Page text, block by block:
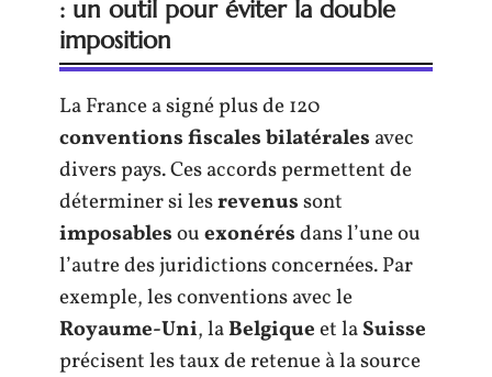
: un outil pour éviter la double
imposition
La France a signé plus de 120
conventions fiscales bilatérales avec
divers pays. Ces accords permettent de
déterminer si lesrevenussont
imposablesouexonérésdans l’une ou
l’autre des juridictions concernées. Par
exemple, les conventions avec le
Royaume-Uni, laBelgiqueet laSuisse
précisent les taux de retenue à la source